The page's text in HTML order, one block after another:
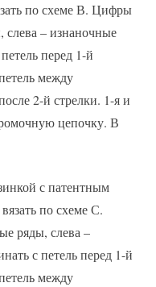
по схеме В. Цифры
слева – изнаночные
перед 1-й
между
2-й стрелки. 1-я и
цепочку. В
с патентным
по схеме С.
ряды, слева –
с петель перед 1-й
между